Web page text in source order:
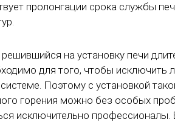
пролонгации срока службы
на установку печи
для того, чтобы исключить
Поэтому с установкой
горения можно без особых
исключительно профессионалы.